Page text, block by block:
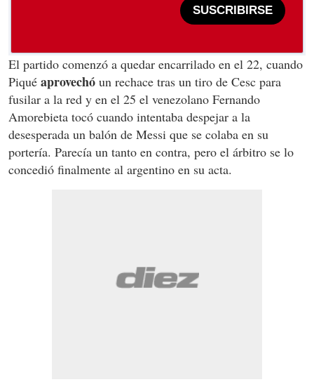
SUSCRIBIRSE
El partido comenzó a quedar encarrilado en el 22, cuando
Piqué aprovechó un rechace tras un tiro de Cesc para
fusilar a la red y en el 25 el venezolano Fernando
Amorebieta tocó cuando intentaba despejar a la
desesperada un balón de Messi que se colaba en su
portería. Parecía un tanto en contra, pero el árbitro se lo
concedió finalmente al argentino en su acta.